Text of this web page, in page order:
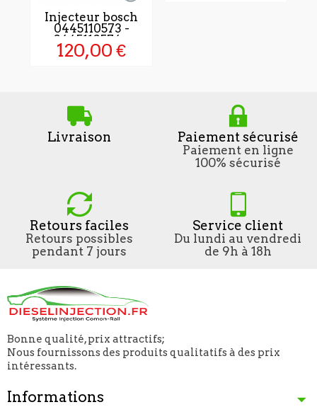
Injecteur bosch
0445110573 -
0445110574...
120,00 €
Livraison Paiement sécurisé
Paiement en ligne
100% sécurisé
Retours faciles
Retours possibles
pendant 7 jours
Service client
Du lundi au vendredi
de 9h à 18h
Bonne qualité, prix attractifs;
Nous fournissons des produits qualitatifs à des prix
intéressants.
Informations